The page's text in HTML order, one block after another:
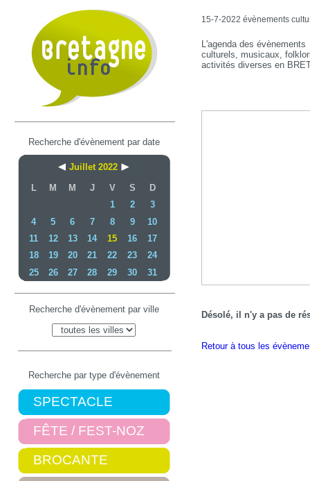
15-7-2022 évènements
L'agenda des évènements
culturels, musicaux,
activités diverses en
Recherche d'évènement par date
Juillet 2022
L
M M J V S
D
1
2
3
4
5 6 7 8 9
10
11
12 13 14 15 16
17
18
19 20 21 22 23
24
25
26 27 28 29 30 31
Recherche d'évènement par ville
Recherche par type d'évènement
SPECTACLE
FÊTE / FEST-NOZ
BROCANTE
Désolé, il n'y a pas de
Retour à tous les